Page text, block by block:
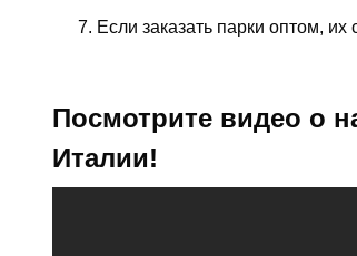
Если заказать парки оптом,
Посмотрите видео о
Италии!